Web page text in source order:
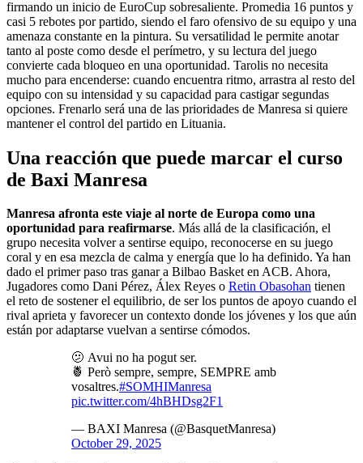
firmando un inicio de EuroCup sobresaliente. Promedia 16 puntos y
casi 5 rebotes por partido, siendo el faro ofensivo de su equipo y una
amenaza constante en la pintura. Su versatilidad le permite anotar
tanto al poste como desde el perímetro, y su lectura del juego
convierte cada bloqueo en una oportunidad. Tarolis no necesita
mucho para encenderse: cuando encuentra ritmo, arrastra al resto del
equipo con su intensidad y su capacidad para castigar segundas
opciones. Frenarlo será una de las prioridades de Manresa si quiere
mantener el control del partido en Lituania.
Una reacción que puede marcar el curso
de Baxi Manresa
Manresa afronta este viaje al norte de Europa como una
oportunidad para reafirmarse. Más allá de la clasificación, el
grupo necesita volver a sentirse equipo, reconocerse en su juego
coral y en esa mezcla de calma y energía que lo ha definido. Ya han
dado el primer paso tras ganar a Bilbao Basket en ACB. Ahora,
Jugadores como Dani Pérez, Álex Reyes o Retin Obasohan tienen
el reto de sostener el equilibrio, de ser los puntos de apoyo cuando el
rival aprieta y favorecer un contexto donde los jóvenes y los que aún
están por adaptarse vuelvan a sentirse cómodos.
🫤 Avui no ha pogut ser.
🍍 Però sempre, sempre, SEMPRE amb
vosaltres.#SOMHIManresa
pic.twitter.com/4hBHDsg2F1
— BAXI Manresa (@BasquetManresa)
October 29, 2025